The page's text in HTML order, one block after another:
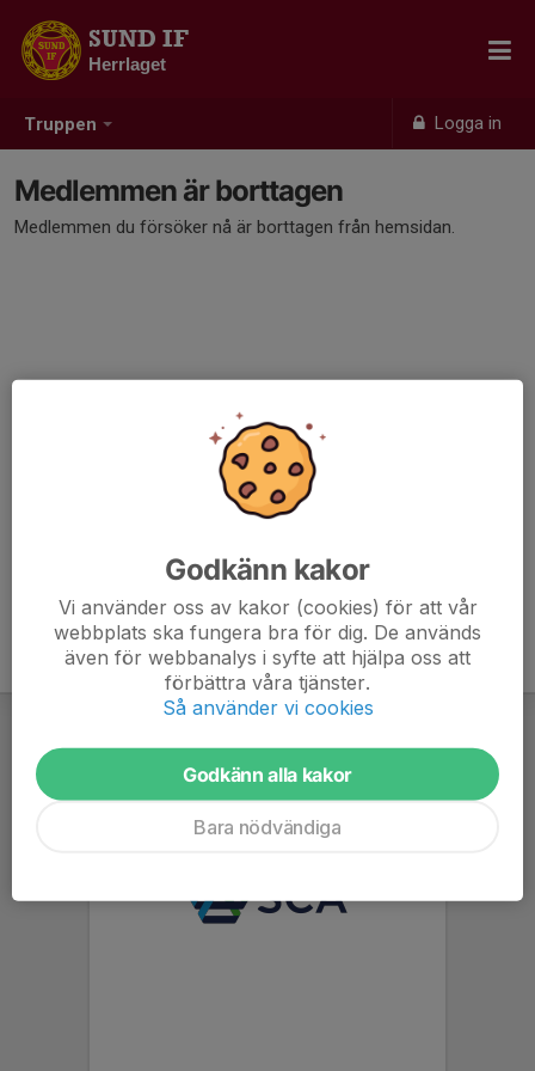
Truppen Logga in
SUND IF
Herrlaget
Medlemmen är borttagen
Medlemmen du försöker nå är borttagen från hemsidan.
Godkänn kakor
Vi använder oss av kakor (cookies) för att vår
webbplats ska fungera bra för dig. De används
även för webbanalys i syfte att hjälpa oss att
förbättra våra tjänster.
Så använder vi cookies
Godkänn alla kakor
Bara nödvändiga